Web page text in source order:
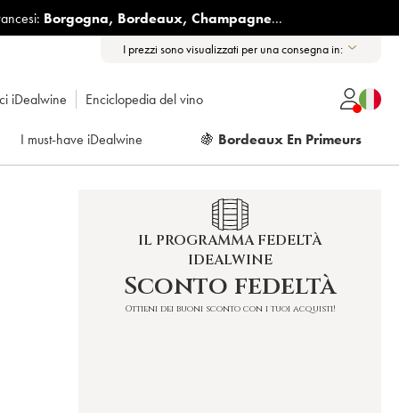
Borgogna, Bordeaux, Champagne...
I prezzi sono visualizzati per una consegna in:
iDealwine Enciclopedia del vino
I must-have iDealwine 🍇 Bordeaux En Primeurs
IL PROGRAMMA FEDELTÀ
IDEALWINE
Sconto fedeltà
Ottieni dei buoni sconto con i tuoi acquisti!